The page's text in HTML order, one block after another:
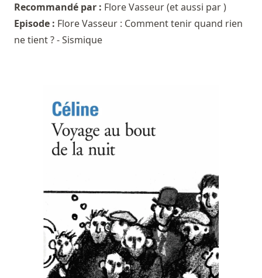
Recommandé par : Flore Vasseur(et aussi par )
Episode : Flore Vasseur : Comment tenir quand rien
ne tient ? - Sismique